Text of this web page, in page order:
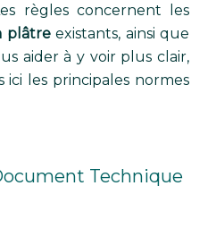
règles concernent les
plâtreexistants, ainsi que
aider à y voir plus clair,
ici les principales normes
Technique